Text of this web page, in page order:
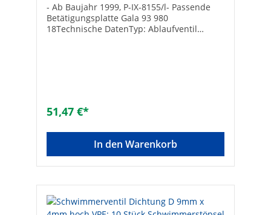
- Ab Baujahr 1999, P-IX-8155/l- Passende
Betätigungsplatte Gala 93 980
18Technische DatenTyp: Ablaufventil
51,47 €*
In den Warenkorb